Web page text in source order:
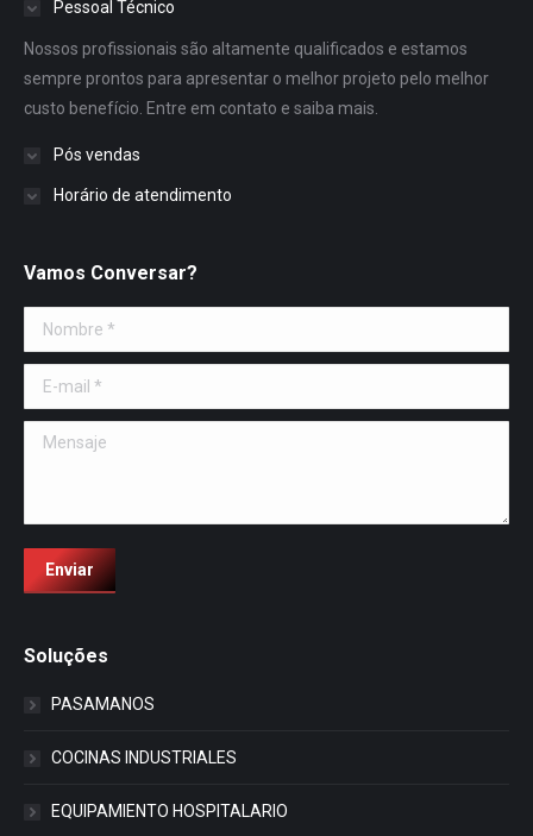
Pessoal Técnico
Nossos profissionais são altamente qualificados e estamos
sempre prontos para apresentar o melhor projeto pelo melhor
custo benefício. Entre em contato e saiba mais.
Pós vendas
Horário de atendimento
Vamos Conversar?
Nombre *
E-mail *
Mensaje
Enviar
Soluções
PASAMANOS
COCINAS INDUSTRIALES
EQUIPAMIENTO HOSPITALARIO